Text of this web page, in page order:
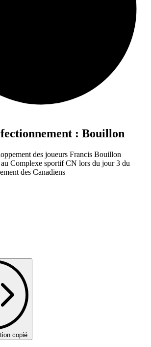
: Bouillon
des joueurs Francis Bouillon
au Complexe sportif CN lors du jour 3 du
des Canadiens
copié